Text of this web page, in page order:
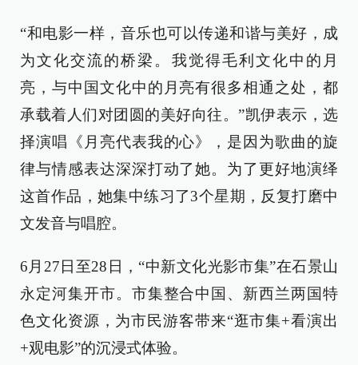
“和电影一样，音乐也可以传递和谐与美好，成
为文化交流的桥梁。我觉得毛利文化中的月
亮，与中国文化中的月亮有很多相通之处，都
承载着人们对团圆的美好向往。”凯伊表示，选
择演唱《月亮代表我的心》，是因为歌曲的旋
律与情感表达深深打动了她。为了更好地演绎
这首作品，她集中练习了3个星期，反复打磨中
文发音与唱腔。
6月27日至28日，“中新文化光影市集”在石景山
永定河集开市。市集整合中国、新西兰两国特
色文化资源，为市民游客带来“逛市集+看演出
+观电影”的沉浸式体验。